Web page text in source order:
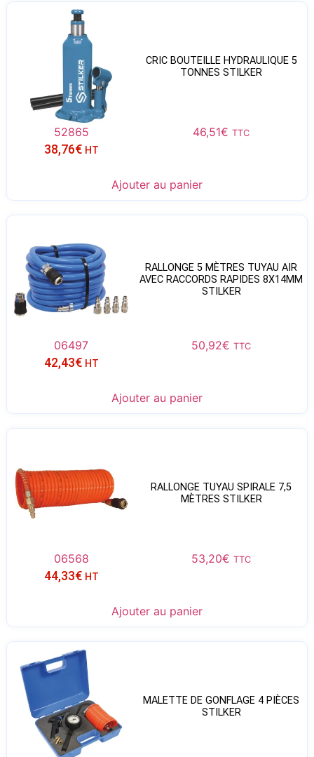
CRIC BOUTEILLE HYDRAULIQUE 5
TONNES STILKER
52865 46,51€ TTC
38,76€ HT
Ajouter au panier
RALLONGE 5 MÈTRES TUYAU AIR
AVEC RACCORDS RAPIDES 8X14MM
STILKER
06497 50,92€ TTC
42,43€ HT
Ajouter au panier
RALLONGE TUYAU SPIRALE 7,5
MÈTRES STILKER
06568 53,20€ TTC
44,33€ HT
Ajouter au panier
MALETTE DE GONFLAGE 4 PIÈCES
STILKER